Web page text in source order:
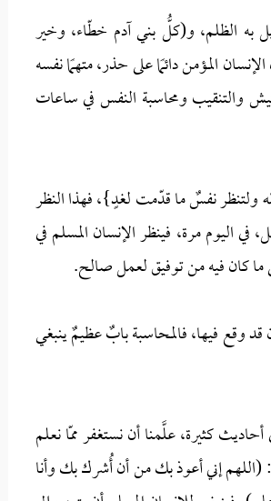
به الظلم، و(كلُّ بني آدم خطّاء، وخير
المؤمن دائمًا على حذر، متهمًا نفسه
والتنقيب ومحاسبة النفس في ساعات
ولتنظر نفسٌ ما قدّمت لغدٍ}، فهذا النظر
اليوم مرة، فينظر الإنسان المسلم في
ما كان فيه من توفيق لعمل صالح.
وقع فيها، فالمحاسبة بابٌ عظيمٌ ينبغي
كثيرة، علَّمنا أن نستغفر ممّا نعلم
(اللهم إني أعوذ بك من أن أُشرك بك وأنا